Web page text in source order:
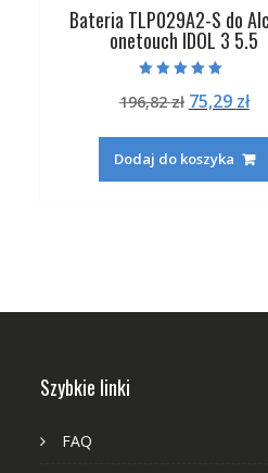
Bateria TLP029A2-S do
onetouch IDOL 3 5.5
5.00
na 5
196,82zł Pierwotna
wynosiła:
196,82 zł.
75,29 zł
Dodaj do koszyka
Szybkie linki
FAQ